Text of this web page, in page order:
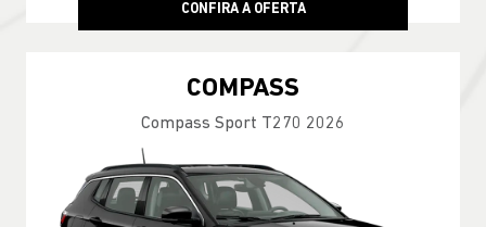
CONFIRA A OFERTA
COMPASS
Compass Sport T270 2026